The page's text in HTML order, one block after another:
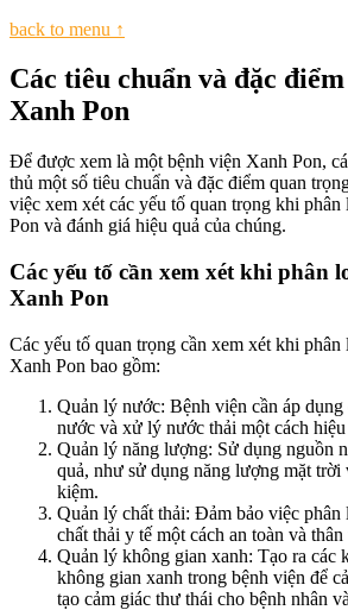
back to menu ↑
Các tiêu chuẩn và đặc
Xanh Pon
Để được xem là một bệnh viện Xanh Pon,
thủ một số tiêu chuẩn và đặc điểm quan
việc xem xét các yếu tố quan trọng khi
Pon và đánh giá hiệu quả của chúng.
Các yếu tố cần xem xét khi phân
Xanh Pon
Các yếu tố quan trọng cần xem xét khi phân
Xanh Pon bao gồm:
Quản lý nước: Bệnh viện cần áp
nước và xử lý nước thải một cách hiệu
Quản lý năng lượng: Sử dụng nguồn
quả, như sử dụng năng lượng mặt trời
kiệm.
Quản lý chất thải: Đảm bảo việc
chất thải y tế một cách an toàn và
Quản lý không gian xanh: Tạo ra các
không gian xanh trong bệnh viện để
tạo cảm giác thư thái cho bệnh nhân